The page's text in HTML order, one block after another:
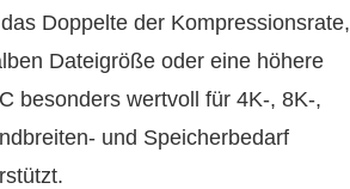
Doppelte der Kompressionsrate,
Dateigröße oder eine höhere
besonders wertvoll für 4K-, 8K-,
und Speicherbedarf